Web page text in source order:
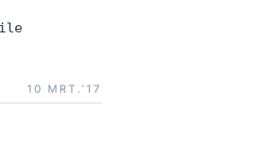
10 MRT.‘17